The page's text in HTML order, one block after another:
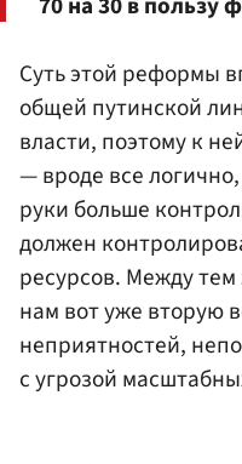
Суть этой реформы
общей путинской
власти, поэтому к
— вроде все
руки больше
должен
ресурсов. Между
нам вот уже вторую
неприятностей,
с угрозой